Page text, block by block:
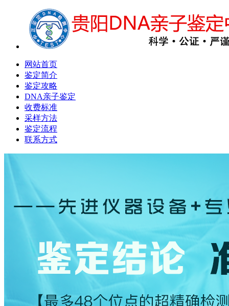
网站首页
鉴定简介
鉴定攻略
DNA亲子鉴定
收费标准
采样方法
鉴定流程
联系方式